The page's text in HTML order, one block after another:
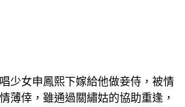
少女申鳳熙下嫁給他做妾侍，被情
薄倖，雖通過關繡姑的協助重逢，